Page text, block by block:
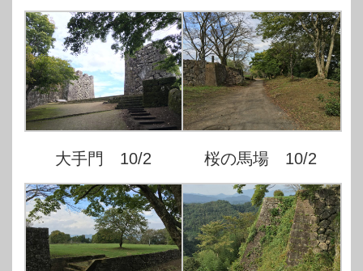
大手門 10/2 桜の馬場 10/2